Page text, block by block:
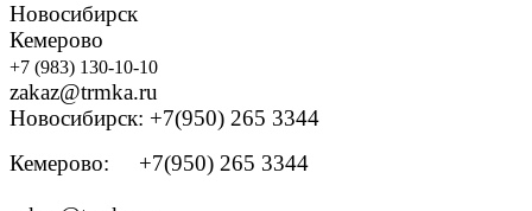
Новосибирск
Кемерово
+7 (983) 130-10-10
zakaz@trmka.ru
Новосибирск: +7(950) 265 3344
Кемерово: +7(950) 265 3344